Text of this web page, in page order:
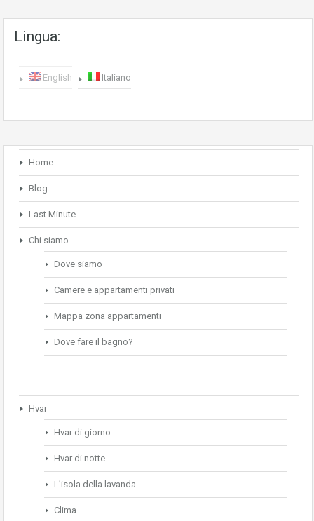
Lingua:
English Italiano
Home
Blog
Last Minute
Chi siamo
Dove siamo
Camere e appartamenti privati
Mappa zona appartamenti
Dove fare il bagno?
Hvar
Hvar di giorno
Hvar di notte
L’isola della lavanda
Clima